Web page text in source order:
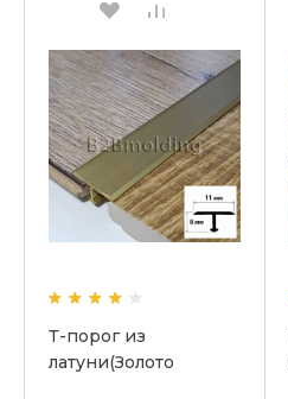
Т-порог из
латуни(Золото